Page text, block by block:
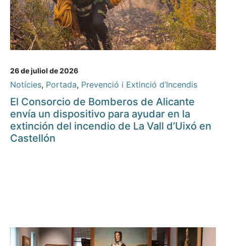
26 de juliol de 2026
Notícies, Portada, Prevenció i Extinció d’Incendis
El Consorcio de Bomberos de Alicante
envía un dispositivo para ayudar en la
extinción del incendio de La Vall d’Uixó en
Castellón